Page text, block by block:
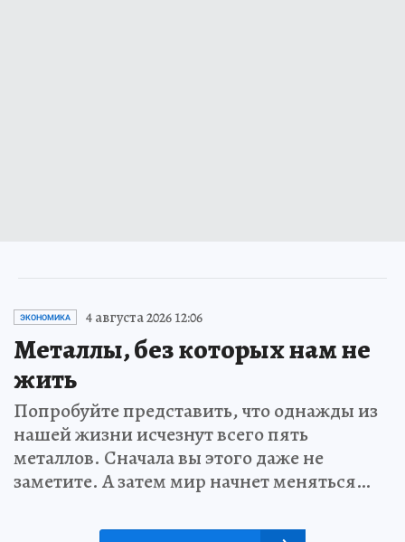
ЭКОНОМИКА 4 августа 2026 12:06
Металлы, без которых нам не
жить
Попробуйте представить, что однажды из
нашей жизни исчезнут всего пять
металлов. Сначала вы этого даже не
заметите. А затем мир начнет меняться…